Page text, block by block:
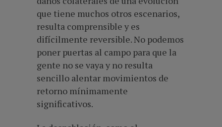
que tiene muchos otros escenarios,
resulta comprensible y es
difícilmente reversible. No podemos
poner puertas al campo para que la
gente no se vaya y no resulta
sencillo alentar movimientos de
retorno mínimamente
significativos.